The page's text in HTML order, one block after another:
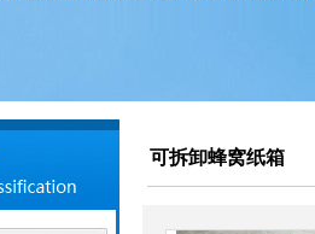
可拆卸蜂窝纸箱